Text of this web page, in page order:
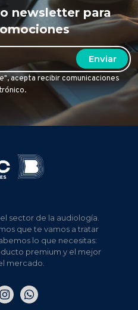
newsletter para
acepta recibir comunicaciones
sector de la audiología.
que te vamos a tratar
lo que necesitas:
premium y el mejor
mercado.
Elemento
del